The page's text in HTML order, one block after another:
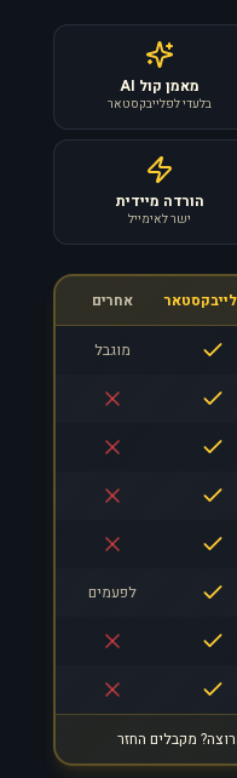
מאמן קול AI
בלעדי לפלייבקסטאר
הורדה מיידית
ישר לאימייל
אחרים
מוגבל
לפעמים
מקבלים החזר